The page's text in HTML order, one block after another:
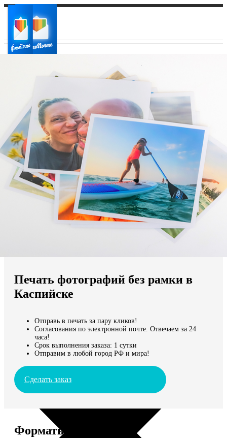
Ваш регион доставки
Выберите из списка:
Мы доставляем по всему миру
Продолжить без города
Печать фотографий без рамки в
Каспийске
Отправь в печать за пару кликов!
Согласования по электронной почте. Отвечаем за 24
часа!
Срок выполнения заказа: 1 сутки
Отправим в любой город РФ и мира!
Сделать заказ
Форматы и цены